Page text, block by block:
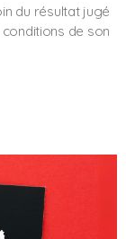
du résultat jugé
de son